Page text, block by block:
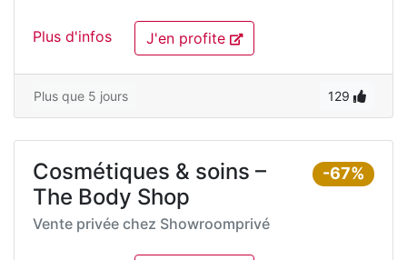
Plus d'infos J'en profite
Plus que 5 jours 129
-67%
Cosmétiques & soins –
The Body Shop
Vente privée chez Showroomprivé